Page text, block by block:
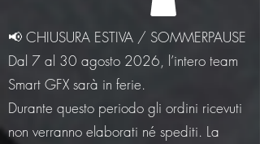
📢 CHIUSURA ESTIVA / SOMMERPAUSE
Dal 7 al 30 agosto 2026, l’intero team
Smart GFX sarà in ferie.
Durante questo periodo gli ordini ricevuti
non verranno elaborati né spediti. La